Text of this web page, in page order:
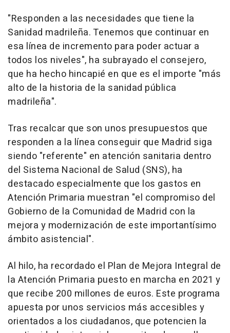
"Responden a las necesidades que tiene la
Sanidad madrileña. Tenemos que continuar en
esa línea de incremento para poder actuar a
todos los niveles", ha subrayado el consejero,
que ha hecho hincapié en que es el importe "más
alto de la historia de la sanidad pública
madrileña".
Tras recalcar que son unos presupuestos que
responden a la línea conseguir que Madrid siga
siendo "referente" en atención sanitaria dentro
del Sistema Nacional de Salud (SNS), ha
destacado especialmente que los gastos en
Atención Primaria muestran "el compromiso del
Gobierno de la Comunidad de Madrid con la
mejora y modernización de este importantísimo
ámbito asistencial".
Al hilo, ha recordado el Plan de Mejora Integral de
la Atención Primaria puesto en marcha en 2021 y
que recibe 200 millones de euros. Este programa
apuesta por unos servicios más accesibles y
orientados a los ciudadanos, que potencien la